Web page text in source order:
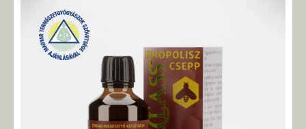
változatok
a
termékoldalon
választhatók
ki